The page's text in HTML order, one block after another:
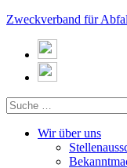
Zweckverband für
Wir über uns